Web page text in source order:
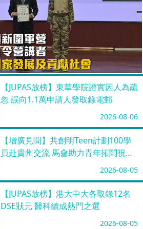
【JUPAS放榜】東華學院證實因人為疏
忽 誤向1.1萬申請人發取錄電郵
2026-08-06
【增廣見聞】共創明Teen計劃100學
員赴貴州交流 馬會助力青年拓闊視野
2026-08-05
【JUPAS放榜】港大中大各取錄12名
DSE狀元 醫科續成熱門之選
2026-08-05